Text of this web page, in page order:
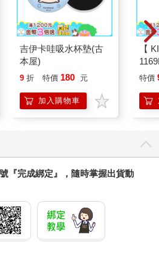
天天氣晴朗，傍晚六點半就搭纜車到
許多人在展望台占好位置。廣播說日
旁的日本觀光客說：日落後的半小時
穿了短袖襯衫喊冷，要去樓下室內取
一刻，一個人在觀景台吹風，不是
的暮色，一分鐘也捨不得。
的津輕海峽和左邊的函館灣攔腰夾出
的珠寶裝在沙漏裡，一閃一閃的。最
，藍黑的天際線還掛著一輪圓月，真
看夜景、還有吃海鮮和散步。
，和長崎、橫濱一起開港接受西化，
吉伊卡哇吸水杯墊(古
9 折 180 元
加入購物車